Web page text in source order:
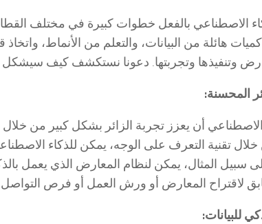
الاصطناعي بالفعل خطوات كبيرة في مختلف
هائلة من البيانات، والتعلم من الأنماط،
وتنفيذها وتجربتها. دعونا نستكشف كيف سيشكل
الاصطناعي أن يعزز تجربة الزائر بشكل كبير من
خلال تقنية التعرف على الوجه، يمكن للذكاء
المثال، يمكن لنظام المعارض الذي يعمل
لاقتراح المعارض أو ورش العمل أو فرص التواصل